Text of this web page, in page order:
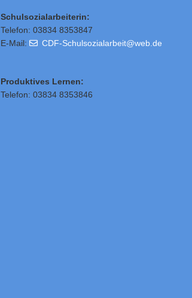
Schulsozialarbeiterin:
Telefon: 03834 8353847
E-Mail:
CDF-Schulsozialarbeit@web.de
Produktives Lernen:
Telefon: 03834 8353846